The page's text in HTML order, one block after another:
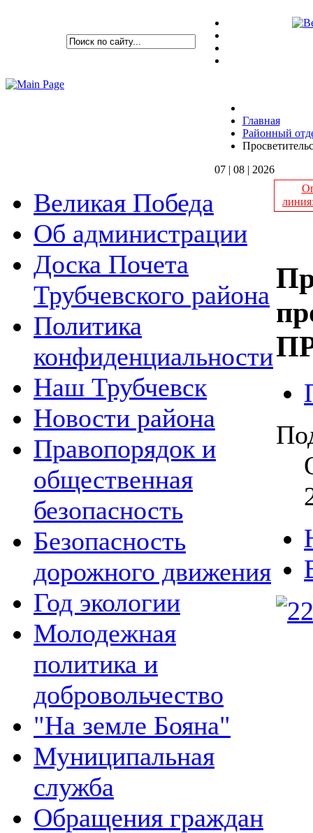
Главная
Районный
07 | 08 | 2026
Великая Победа
Об администрации
Доска Почета
Трубчевского района
Политика
конфиденциальности
Наш Трубчевск
Новости района
Правопорядок и
общественная
безопасность
Безопасность
дорожного движения
Год экологии
Молодежная
политика и
добровольчество
"На земле Бояна"
Муниципальная
служба
Обращения граждан